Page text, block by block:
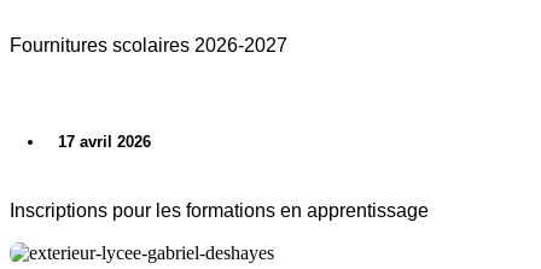
Fournitures scolaires 2026-2027
17 avril 2026
Inscriptions pour les formations en apprentissage